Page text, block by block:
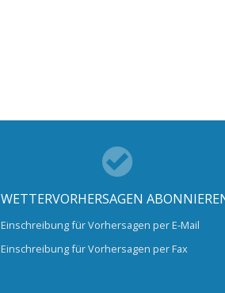
WETTERVORHERSAGEN
Einschreibung für Vorhersagen per E-Mail
Einschreibung für Vorhersagen per Fax